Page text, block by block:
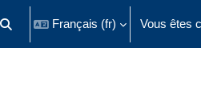
Activer/désactiver la saisie de
Français ‎(fr)‎ Vous êtes